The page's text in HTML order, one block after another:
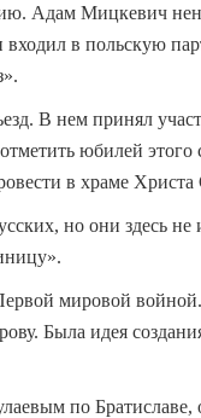
Адам Мицкевич
входил в польскую
В нем принял
юбилей этого
в храме Христа
но они здесь
мировой
Была идея
по